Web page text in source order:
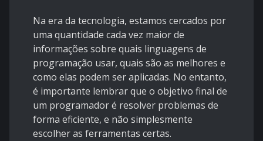
Na era da tecnologia, estamos cercados por
uma quantidade cada vez maior de
informações sobre quais linguagens de
programação usar, quais são as melhores e
como elas podem ser aplicadas. No entanto,
é importante lembrar que o objetivo final de
um programador é resolver problemas de
forma eficiente, e não simplesmente
escolher as ferramentas certas.